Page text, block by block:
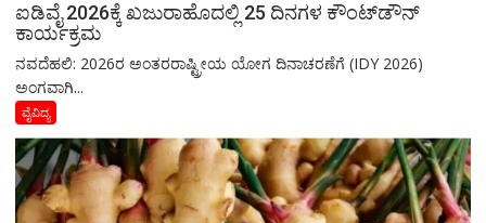
ಐಡಿವೈ 2026ಕ್ಕೆ ಖಜುರಾಹೊದಲ್ಲಿ 25 ದಿನಗಳ ಕೌಂಟ್‌ಡೌನ್
ಕಾರ್ಯಕ್ರಮ
ನವದೆಹಲಿ: 2026ರ ಅಂತರರಾಷ್ಟ್ರೀಯ ಯೋಗ ದಿನಾಚರಣೆಗೆ (IDY 2026)
ಅಂಗವಾಗಿ...
ವೈವಿದ್ಯ